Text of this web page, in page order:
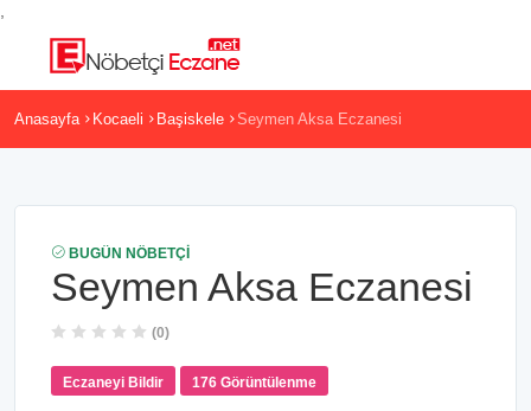
Anasayfa Kocaeli Başiskele Seymen Aksa Eczanesi
BUGÜN NÖBETÇI
Seymen Aksa Eczanesi
(0)
Eczaneyi Bildir 176 Görüntülenme